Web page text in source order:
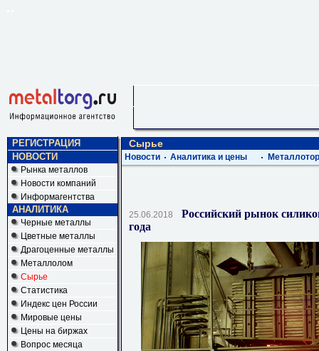
РЕГИСТРАЦИЯ
НОВОСТИ
Рынка металлов
Новости компаний
Информагентства
АНАЛИТИКА
Черные металлы
Цветные металлы
Драгоценные металлы
Металлолом
Сырье
Статистика
Индекс цен России
Мировые цены
Цены на биржах
Вопрос месяца
Сырье
Новости Аналитика и цены
25.06.2018
Российский рынок
года